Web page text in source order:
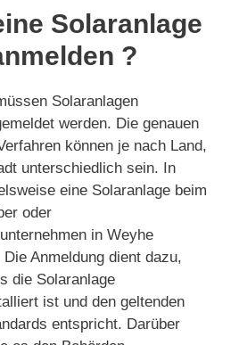
Solaranlage
?
Solaranlagen
werden. Die genauen
können je nach Land,
unterschiedlich sein. In
eine Solaranlage beim
oder
in Weyhe
Anmeldung dient dazu,
die Solaranlage
ist und den geltenden
entspricht. Darüber